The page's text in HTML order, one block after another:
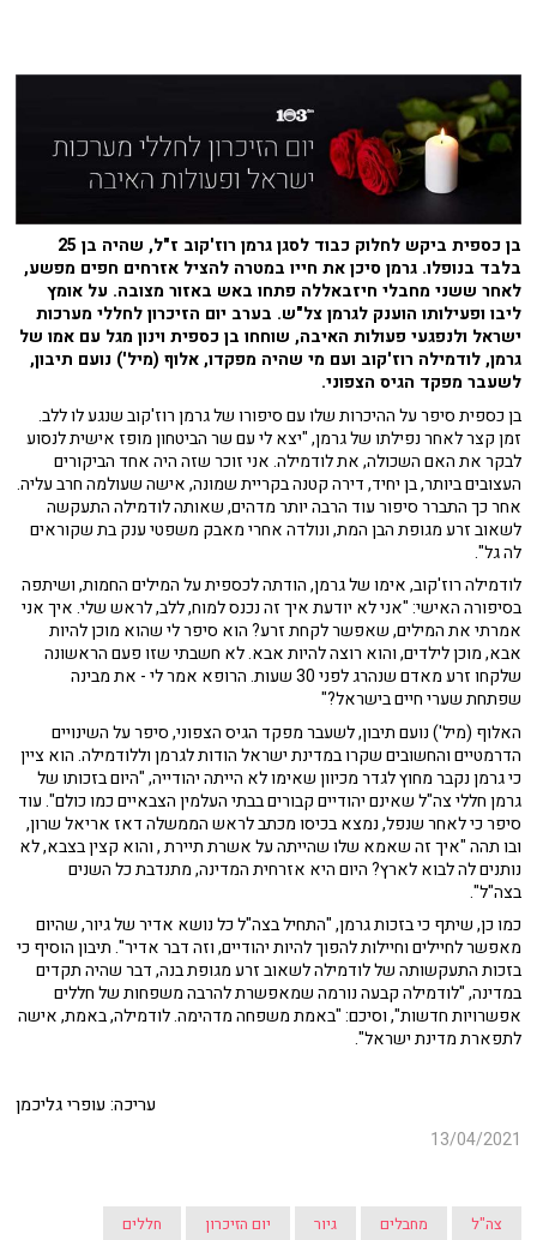
בן כספית ביקש לחלוק כבוד לסגן גרמן רוז'קוב ז"ל, שהיה בן 25
בלבד בנופלו. גרמן סיכן את חייו במטרה להציל אזרחים חפים מפשע,
לאחר ששני מחבלי חיזבאללה פתחו באש באזור מצובה. על אומץ
ליבו ופעילותו הוענק לגרמן צל"ש. בערב יום הזיכרון לחללי מערכות
ישראל ולנפגעי פעולות האיבה, שוחחו בן כספית וינון מגל עם אמו של
גרמן, לודמילה רוז'קוב ועם מי שהיה מפקדו, אלוף (מיל') נועם תיבון,
לשעבר מפקד הגיס הצפוני.
בן כספית סיפר על ההיכרות שלו עם סיפורו של גרמן רוז'קוב שנגע לו ללב.
זמן קצר לאחר נפילתו של גרמן, "יצא לי עם שר הביטחון מופז אישית לנסוע
לבקר את האם השכולה, את לודמילה. אני זוכר שזה היה אחד הביקורים
העצובים ביותר, בן יחיד, דירה קטנה בקריית שמונה, אישה שעולמה חרב עליה.
אחר כך התברר סיפור עוד הרבה יותר מדהים, שאותה לודמילה התעקשה
לשאוב זרע מגופת הבן המת, ונולדה אחרי מאבק משפטי ענק בת שקוראים
לה גל".
לודמילה רוז'קוב, אימו של גרמן, הודתה לכספית על המילים החמות, ושיתפה
בסיפורה האישי: "אני לא יודעת איך זה נכנס למוח, ללב, לראש שלי. איך אני
אמרתי את המילים, שאפשר לקחת זרע? הוא סיפר לי שהוא מוכן להיות
אבא, מוכן לילדים, והוא רוצה להיות אבא. לא חשבתי שזו פעם הראשונה
שלקחו זרע מאדם שנהרג לפני 30 שעות. הרופא אמר לי - את מבינה
שפתחת שערי חיים בישראל?"
האלוף (מיל') נועם תיבון, לשעבר מפקד הגיס הצפוני, סיפר על השינויים
הדרמטיים והחשובים שקרו במדינת ישראל הודות לגרמן וללודמילה. הוא ציין
כי גרמן נקבר מחוץ לגדר מכיוון שאימו לא הייתה יהודייה, "היום בזכותו של
גרמן חללי צה"ל שאינם יהודיים קבורים בבתי העלמין הצבאיים כמו כולם". עוד
סיפר כי לאחר שנפל, נמצא בכיסו מכתב לראש הממשלה דאז אריאל שרון,
ובו תהה "איך זה שאמא שלו שהייתה על אשרת תיירת , והוא קצין בצבא, לא
נותנים לה לבוא לארץ? היום היא אזרחית המדינה, מתנדבת כל השנים
בצה"ל".
כמו כן, שיתף כי בזכות גרמן, "התחיל בצה"ל כל נושא אדיר של גיור, שהיום
מאפשר לחיילים וחיילות להפוך להיות יהודיים, וזה דבר אדיר". תיבון הוסיף כי
בזכות התעקשותה של לודמילה לשאוב זרע מגופת בנה, דבר שהיה תקדים
במדינה, "לודמילה קבעה נורמה שמאפשרת להרבה משפחות של חללים
אפשרויות חדשות", וסיכם: "באמת משפחה מדהימה. לודמילה, באמת, אישה
לתפארת מדינת ישראל".
עריכה: עופרי גליכמן
13/04/2021
צה"ל מחבלים גיור יום הזיכרון חללים